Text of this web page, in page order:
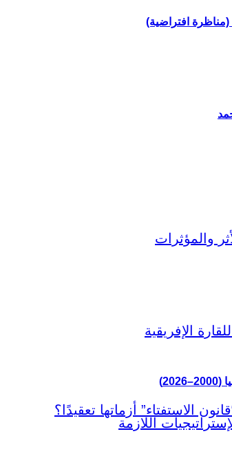
(مناظرة افتراضية)